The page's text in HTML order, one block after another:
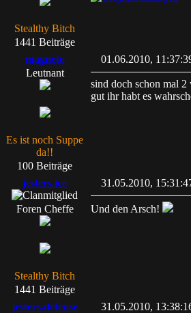
Stealthy Bitch
1441 Beiträge
magneto
Leutnant
Es ist noch Suppe
da!!
100 Beiträge
01.06.2010,
sind doch schon mal 2
gut ihr habt es
jesters.ice
Foren Cheffe
Stealthy Bitch
1441 Beiträge
31.05.2010,
Und den Arsch!
jesters.defense 31.05.2010,